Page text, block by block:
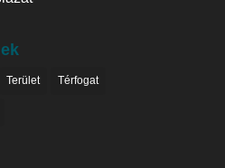
Terület Térfogat